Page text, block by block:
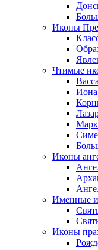
Иконы
Чтимые
Иона
Иконы
Именные
Иконы